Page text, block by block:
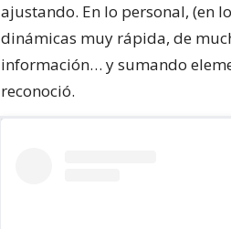
ajustando. En lo personal, (en
dinámicas muy rápida, de
información… y sumando
reconoció.